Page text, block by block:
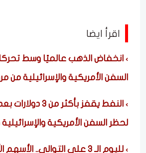
اقرأ ايضا
انخفاض الذهب عالميًا وسط
السفن الأمريكية والإسرائيلية من
النفط يقفز بأكثر
لحظر السفن الأمريكية
لليوم الـ 3 على التوالي..